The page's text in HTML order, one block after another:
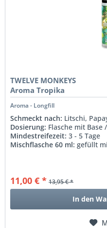
TWELVE MONKEYS
Aroma Tropika
Aroma - Longfill
Schmeckt nach: Litschi,
Dosierung: Flasche mit
Mindestreifezeit: 3 - 5 Tage
Mischflasche 60 ml: gefüllt
11,00 € * 13,95 € *
In den